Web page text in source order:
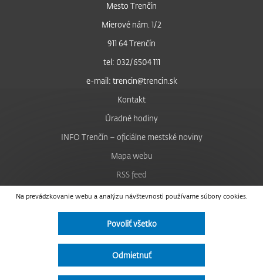
Na prevádzkovanie webu a analýzu návštevnosti používame súbory cookies.
Povoliť všetko
Odmietnuť
Mesto Trenčín
Mierové nám. 1/2
911 64 Trenčín
tel: 032/6504 111
e-mail: trencin@trencin.sk
Kontakt
Úradné hodiny
INFO Trenčín – oficiálne mestské noviny
Mapa webu
RSS feed
Nastavenie cookies
Facebook
Instagram
Vyhlásenie o prístupnosti